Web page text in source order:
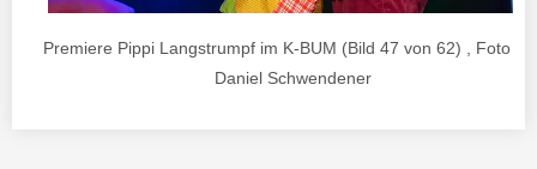
Premiere Pippi Langstrumpf im K-BUM (Bild 47 von 62) , Foto
Daniel Schwendener